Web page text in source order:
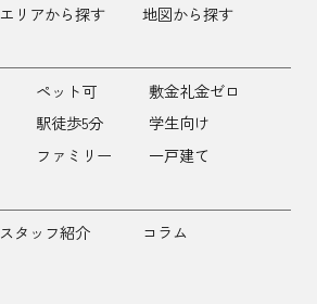
エリアから探す 地図から探す
ペット可
敷金礼金ゼロ
駅徒歩5分
学生向け
ファミリー 一戸建て
スタッフ紹介
コラム